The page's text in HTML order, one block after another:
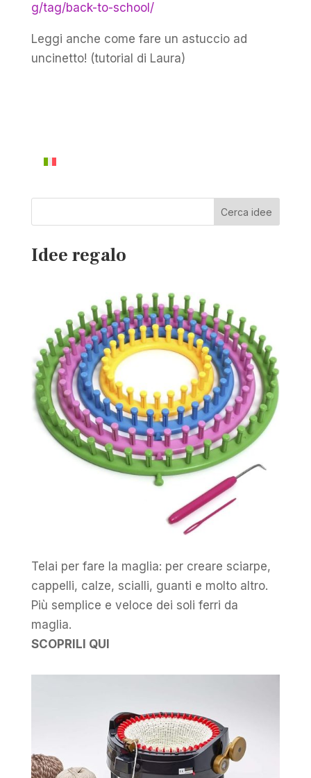
g/tag/back-to-school/
Leggi anche come fare un astuccio ad
uncinetto! (tutorial di Laura)
Cerca idee
Idee regalo
Telai per fare la maglia: per creare sciarpe,
cappelli, calze, scialli, guanti e molto altro.
Più semplice e veloce dei soli ferri da
maglia.
SCOPRILI QUI